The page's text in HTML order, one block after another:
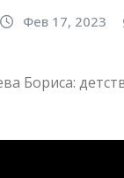
Фев 17, 2023